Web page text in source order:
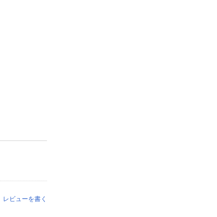
レビューを書く